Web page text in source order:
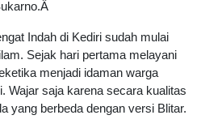
Indah di Kediri sudah mulai
Sejak hari pertama melayani
menjadi idaman warga
Wajar saja karena secara kualitas
yang berbeda dengan versi Blitar.